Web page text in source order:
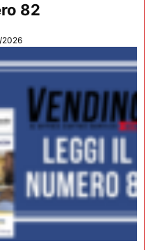
82
2026